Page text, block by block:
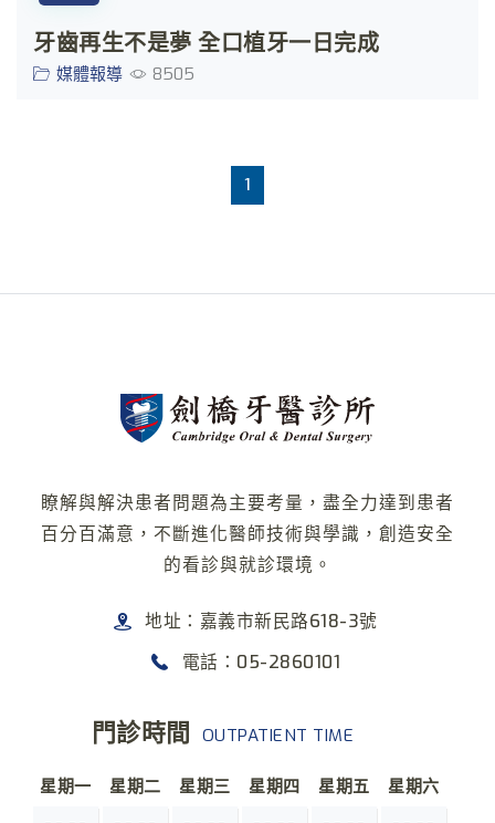
牙齒再生不是夢 全口植牙一日完成
媒體報導 8505
1
瞭解與解決患者問題為主要考量，盡全力達到患者
百分百滿意，不斷進化醫師技術與學識，創造安全
的看診與就診環境。
地址：嘉義市新民路618-3號
電話：05-2860101
門診時間 OUTPATIENT TIME
星期一 星期二 星期三 星期四 星期五 星期六